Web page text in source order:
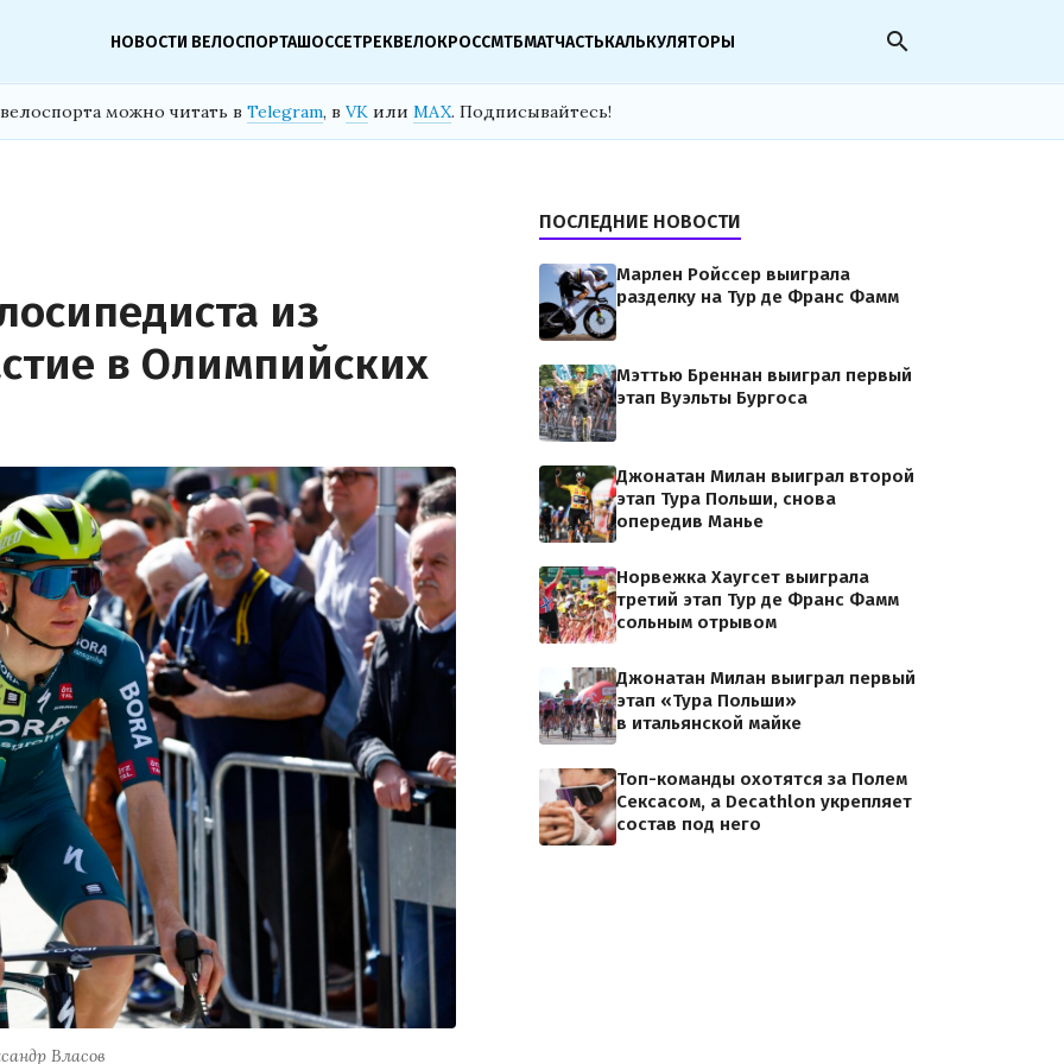
НОВОСТИ ВЕЛОСПОРТАШОССЕТРЕКВЕЛОКРОССМТБМАТЧАСТЬКАЛЬКУЛЯТОРЫ search
можно читать в Telegram, в VK или MAX. Подписывайтесь!
из
в Олимпийских
Власов
ПОСЛЕДНИЕ НОВОСТИ
Марлен Ройссер выиграла
разделку на Тур де Франс Фамм
Мэттью Бреннан выиграл первый
этап Вуэльты Бургоса
Джонатан Милан выиграл второй
этап Тура Польши, снова
опередив Манье
Норвежка Хаугсет выиграла
третий этап Тур де Франс Фамм
сольным отрывом
Джонатан Милан выиграл первый
этап «Тура Польши»
в итальянской майке
Топ-команды охотятся за Полем
Сексасом, а Decathlon укрепляет
состав под него